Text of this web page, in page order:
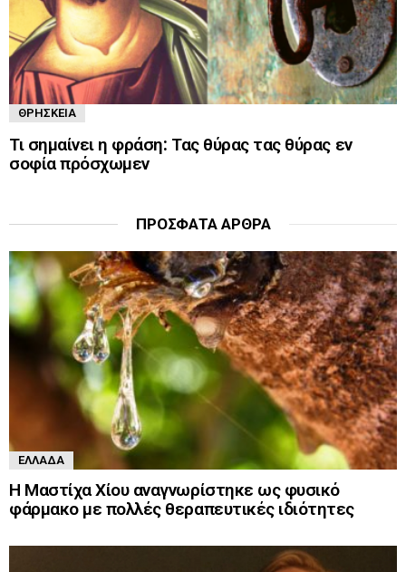
ΘΡΗΣΚΕΊΑ
Τι σημαίνει η φράση: Τας θύρας τας θύρας εν
σοφία πρόσχωμεν
ΠΡΌΣΦΑΤΑ ΆΡΘΡΑ
ΕΛΛΆΔΑ
Η Μαστίχα Χίου αναγνωρίστηκε ως φυσικό
φάρμακο με πολλές θεραπευτικές ιδιότητες